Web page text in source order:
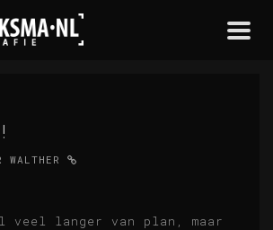
WALTHER
veel langer van plan, maar